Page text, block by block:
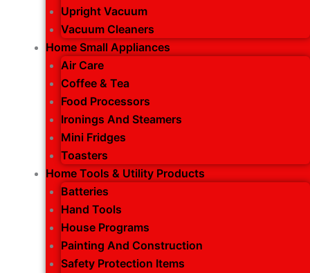
Upright Vacuum
Vacuum Cleaners
Home Small Appliances
Air Care
Coffee & Tea
Food Processors
Ironings And Steamers
Mini Fridges
Toasters
Home Tools & Utility Products
Batteries
Hand Tools
House Programs
Painting And Construction
Safety Protection Items